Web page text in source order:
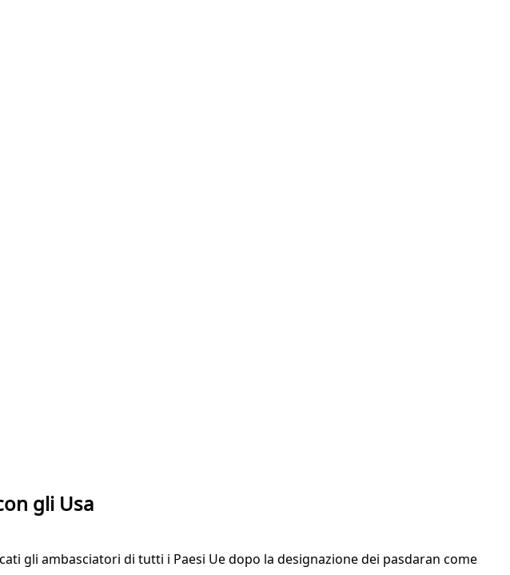
gli Usa
gli ambasciatori di tutti i Paesi Ue dopo la designazione dei pasdaran come